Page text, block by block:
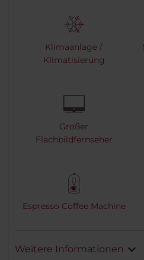
Klimaanlage /
Klimatisierung
Großer
Flachbildfernseher
Espresso Coffee Machine
Weitere Informationen